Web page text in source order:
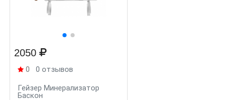
2050
0 0 отзывов
Гейзер Минерализатор
Баскон